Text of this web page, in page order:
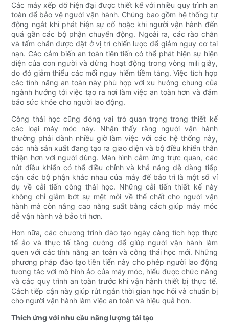
Các máy xếp dỡ hiện đại được thiết kế với nhiều quy trình an
toàn để bảo vệ người vận hành. Chúng bao gồm hệ thống tự
động ngắt khi phát hiện sự cố hoặc khi người vận hành đến
quá gần các bộ phận chuyển động. Ngoài ra, các rào chắn
và tấm chắn được đặt ở vị trí chiến lược để giảm nguy cơ tai
nạn. Các cảm biến an toàn tiên tiến có thể phát hiện sự hiện
diện của con người và dừng hoạt động trong vòng mili giây,
do đó giảm thiểu các mối nguy hiểm tiềm tàng. Việc tích hợp
các tính năng an toàn này phù hợp với xu hướng chung của
ngành hướng tới việc tạo ra nơi làm việc an toàn hơn và đảm
bảo sức khỏe cho người lao động.
Công thái học cũng đóng vai trò quan trọng trong thiết kế
các loại máy móc này. Nhận thấy rằng người vận hành
thường phải dành nhiều giờ làm việc với các hệ thống này,
các nhà sản xuất đang tạo ra giao diện và bộ điều khiển thân
thiện hơn với người dùng. Màn hình cảm ứng trực quan, các
nút điều khiển có thể điều chỉnh và khả năng dễ dàng tiếp
cận các bộ phận khác nhau của máy để bảo trì là một số ví
dụ về cải tiến công thái học. Những cải tiến thiết kế này
không chỉ giảm bớt sự mệt mỏi về thể chất cho người vận
hành mà còn nâng cao năng suất bằng cách giúp máy móc
dễ vận hành và bảo trì hơn.
Hơn nữa, các chương trình đào tạo ngày càng tích hợp thực
tế ảo và thực tế tăng cường để giúp người vận hành làm
quen với các tính năng an toàn và công thái học mới. Những
phương pháp đào tạo tiên tiến này cho phép người lao động
tương tác với mô hình ảo của máy móc, hiểu được chức năng
và các quy trình an toàn trước khi vận hành thiết bị thực tế.
Cách tiếp cận này giúp rút ngắn thời gian học hỏi và chuẩn bị
cho người vận hành làm việc an toàn và hiệu quả hơn.
Thích ứng với nhu cầu năng lượng tái tạo